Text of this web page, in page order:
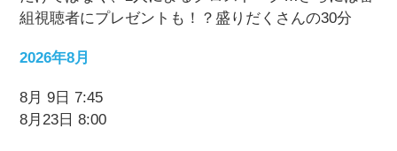
組視聴者にプレゼントも！？盛りだくさんの30分
2026年8月
8月 9日 7:45
8月23日 8:00